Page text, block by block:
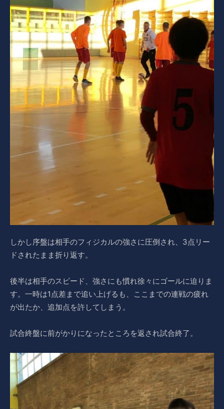
しかし序盤は相手のフィジカルの強さに圧倒され、3点リー
ドされたまま折り返す。
後半は相手のスピード、強さにも慣れ徐々にゴールに迫りま
す。一時は1点差まで追い上げるも、ここまでの連戦の疲れ
が出たか、追加点を許してしまう。
試合終盤に前がかりになったところを返され試合終了。